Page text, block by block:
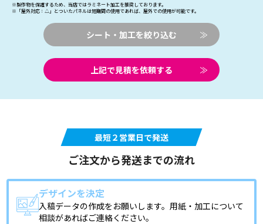
※製作物を保護するため、当店ではラミネート加工を推奨しております。
※「屋外対応：△」とついたパネルは短期間の使用であれば、屋外での使用が可能です。
シート・加工を絞り込む ≫
上記で見積を依頼する ≫
最短２営業日で発送
ご注文から発送までの流れ
デザインを決定
入稿データの作成をお願いします。用紙・加工について
相談があればご連絡ください。